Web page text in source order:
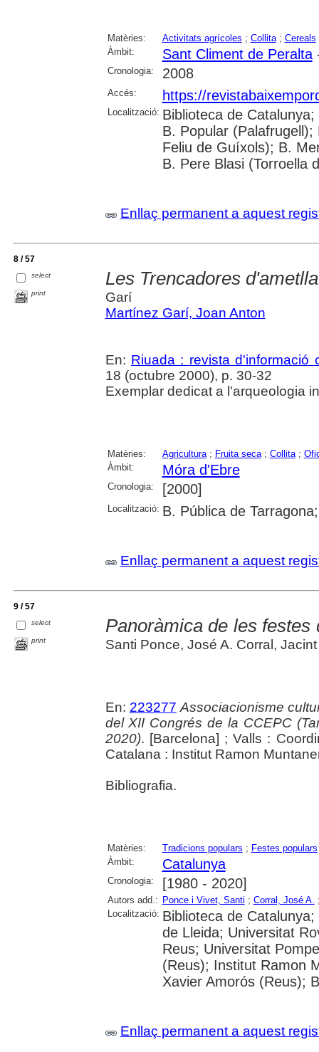
Matèries: Activitats agrícoles ; Collita; Cereals
Àmbit:
Sant Climent de Peralta
Cronologia: 2008
Accés: https://
Localització: Biblioteca de
B. Popular
Feliu de Guíxols); B.
B. Pere Blasi (Torroella
Enllaç permanent a aquest
8 / 57
select
print
Les Trencadores
Garí
Martínez Garí, Joan Anton
En: Riuada : revista d'informació
18 (octubre 2000), p. 30-32
Exemplar dedicat a l'arqueologia
Matèries: Agricultura; Fruita seca; Collita;
Àmbit:
Móra d'Ebre
Cronologia: [2000]
Localització: B. Pública de
Enllaç permanent a aquest
9 / 57
select
print
Panoràmica de les
Santi Ponce, José A. Corral,
En: 223277 Associacionisme
del XII Congrés de la CCEPC
2020). [Barcelona] ; Valls :
Catalana : Institut Ramon
Bibliografia.
Matèries: Tradicions populars ; Festes populars
Àmbit:
Catalunya
Cronologia: [1980 - 2020]
Autors add.: Ponce i Vivet, Santi ; Corral, José A.
Localització: Biblioteca de
de Lleida; Universitat
Reus; Universitat
(Reus); Institut Ramon
Xavier Amorós (Reus);
Enllaç permanent a aquest